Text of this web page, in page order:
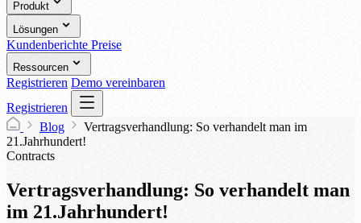
Produkt
Lösungen
Kundenberichte Preise
Ressourcen
Registrieren Demo vereinbaren
Registrieren
Blog
Vertragsverhandlung: So verhandelt man im
21.Jahrhundert!
Contracts
Vertragsverhandlung: So verhandelt man
im 21.Jahrhundert!